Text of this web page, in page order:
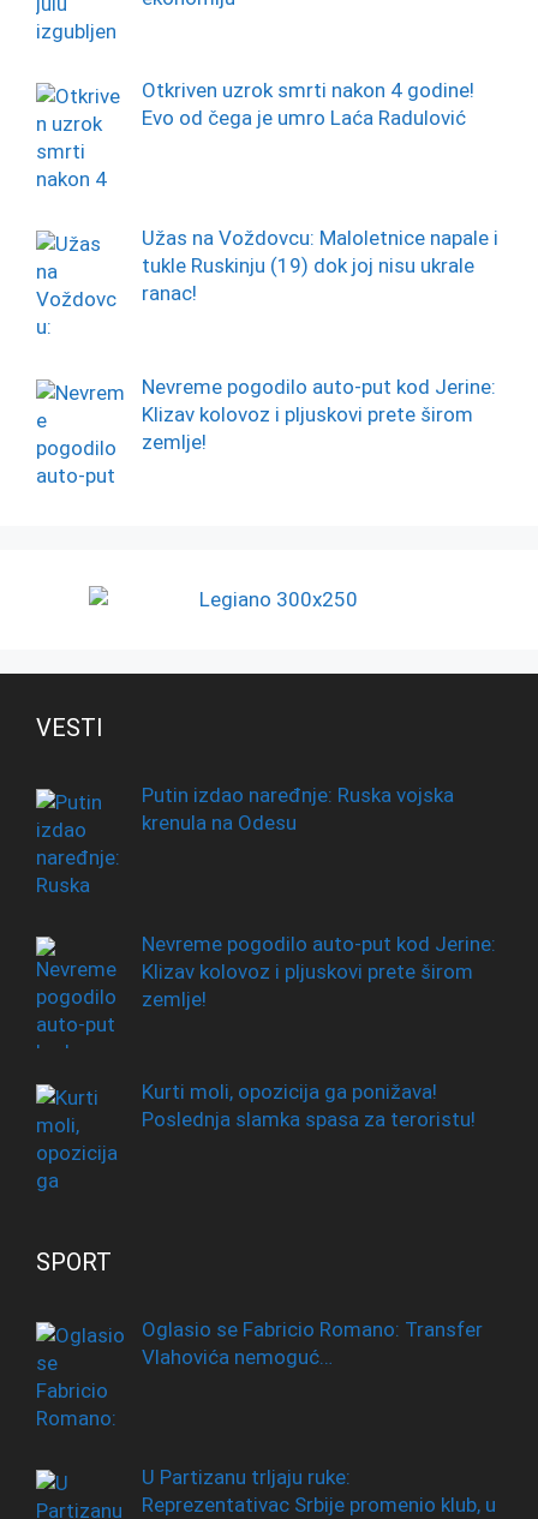
Otkriven uzrok smrti nakon 4 godine!
Evo od čega je umro Laća Radulović
Užas na Voždovcu: Maloletnice napale i
tukle Ruskinju (19) dok joj nisu ukrale
ranac!
Nevreme pogodilo auto-put kod Jerine:
Klizav kolovoz i pljuskovi prete širom
zemlje!
VESTI
Putin izdao naređnje: Ruska vojska
krenula na Odesu
Nevreme pogodilo auto-put kod Jerine:
Klizav kolovoz i pljuskovi prete širom
zemlje!
Kurti moli, opozicija ga ponižava!
Poslednja slamka spasa za teroristu!
SPORT
Oglasio se Fabricio Romano: Transfer
Vlahovića nemoguć…
U Partizanu trljaju ruke:
Reprezentativac Srbije promenio klub, u